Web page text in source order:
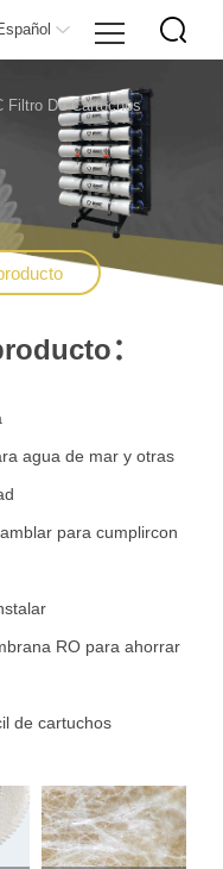
Filtro De Cartuchos
：
agua de mar y otras
para cumplircon
RO para ahorrar
de cartuchos